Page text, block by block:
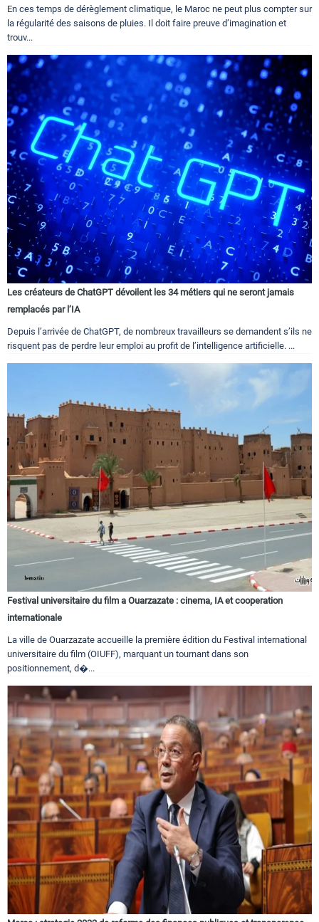
En ces temps de dérèglement climatique, le Maroc ne peut plus compter sur
la régularité des saisons de pluies. Il doit faire preuve d’imagination et
trouv...
Les créateurs de ChatGPT dévoilent les 34 métiers qui ne seront jamais
remplacés par l’IA
Depuis l’arrivée de ChatGPT, de nombreux travailleurs se demandent s’ils ne
risquent pas de perdre leur emploi au profit de l’intelligence artificielle. ...
Festival universitaire du film a Ouarzazate : cinema, IA et cooperation
internationale
La ville de Ouarzazate accueille la première édition du Festival international
universitaire du film (OIUFF), marquant un tournant dans son
positionnement, d�...